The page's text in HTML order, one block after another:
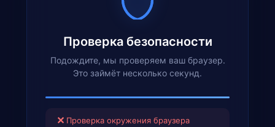
Проверка безопасности
Подождите, мы проверяем ваш браузер.
Это займёт несколько секунд.
✕ Проверка окружения браузера